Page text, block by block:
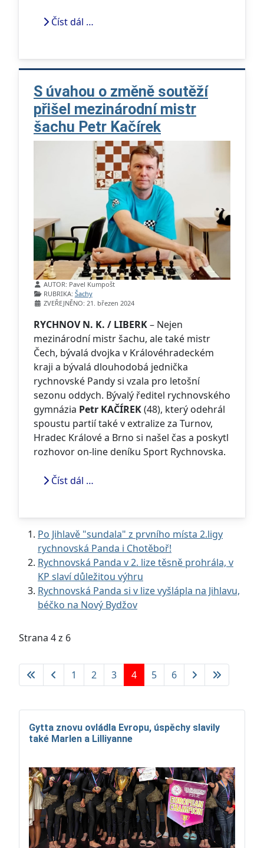
Číst dál …
S úvahou o změně soutěží
přišel mezinárodní mistr
šachu Petr Kačírek
Základní údaje
AUTOR: Pavel Kumpošt
RUBRIKA: Šachy
ZVEŘEJNĚNO: 21. březen 2024
RYCHNOV N. K. / LIBERK– Nejen
mezinárodní mistr šachu, ale také mistr
Čech, bývalá dvojka v Královéhradeckém
kraji a bývalá dlouhodobá jednička
rychnovské Pandy si vzala pro letošní
sezonu oddych. Bývalý ředitel rychnovského
gymnázia Petr KAČÍREK(48), který odehrál
spoustu partií také v extralize za Turnov,
Hradec Králové a Brno si našel čas a poskytl
rozhovor on-line deníku Sport Rychnovska.
Číst dál …
Po Jihlavě "sundala" z prvního místa 2.ligy
rychnovská Panda i Chotěboř!
Rychnovská Panda v 2. lize těsně prohrála, v
KP slaví důležitou výhru
Rychnovská Panda si v lize vyšlápla na Jihlavu,
béčko na Nový Bydžov
Strana 4 z 6
1 2 3 4 5 6
Gytta znovu ovládla Evropu, úspěchy slavily
také Marlen a Lilliyanne